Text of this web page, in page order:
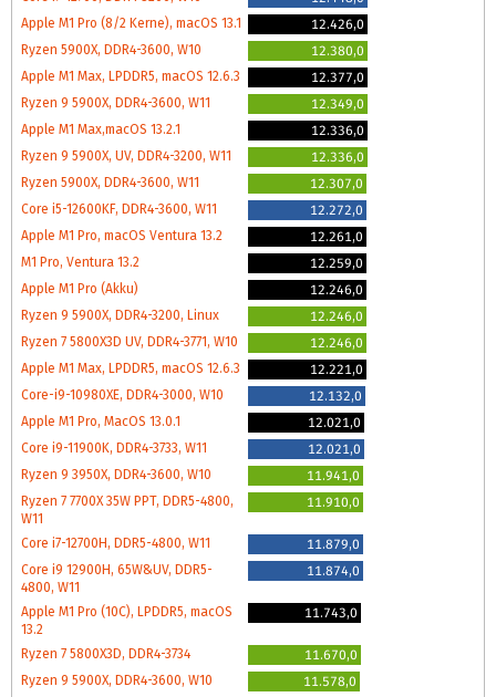
Apple M1 Pro (8/2 Kerne), macOS 13.1
12.426,0
Ryzen 5900X, DDR4-3600, W10
12.380,0
Apple M1 Max, LPDDR5, macOS 12.6.3
12.377,0
Ryzen 9 5900X, DDR4-3600, W11
12.349,0
Apple M1 Max,macOS 13.2.1
12.336,0
Ryzen 9 5900X, UV, DDR4-3200, W11
12.336,0
Ryzen 5900X, DDR4-3600, W11
12.307,0
Core i5-12600KF, DDR4-3600, W11
12.272,0
Apple M1 Pro, macOS Ventura 13.2
12.261,0
M1 Pro, Ventura 13.2
12.259,0
Apple M1 Pro (Akku)
12.246,0
Ryzen 9 5900X, DDR4-3200, Linux
12.246,0
Ryzen 7 5800X3D UV, DDR4-3771, W10
12.246,0
Apple M1 Max, LPDDR5, macOS 12.6.3
12.221,0
Core-i9-10980XE, DDR4-3000, W10
12.132,0
Apple M1 Pro, MacOS 13.0.1
12.021,0
Core i9-11900K, DDR4-3733, W11
12.021,0
Ryzen 9 3950X, DDR4-3600, W10
11.941,0
Ryzen 7 7700X 35W PPT, DDR5-4800,
W11
11.910,0
Core i7-12700H, DDR5-4800, W11
11.879,0
Core i9 12900H, 65W&UV, DDR5-
4800, W11
11.874,0
Apple M1 Pro (10C), LPDDR5, macOS
13.2
11.743,0
Ryzen 7 5800X3D, DDR4-3734
11.670,0
Ryzen 9 5900X, DDR4-3600, W10
11.578,0